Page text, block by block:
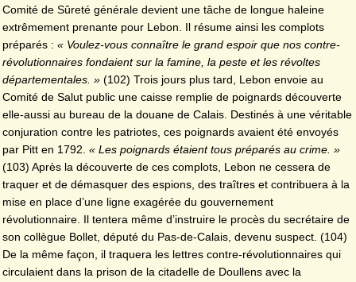
Comité de Sûreté générale devient une tâche de longue haleine
extrêmement prenante pour Lebon. Il résume ainsi les complots
préparés : « Voulez-vous connaître le grand espoir que nos contre-
révolutionnaires fondaient sur la famine, la peste et les révoltes
départementales. » (102) Trois jours plus tard, Lebon envoie au
Comité de Salut public une caisse remplie de poignards découverte
elle-aussi au bureau de la douane de Calais. Destinés à une véritable
conjuration contre les patriotes, ces poignards avaient été envoyés
par Pitt en 1792. « Les poignards étaient tous préparés au crime. »
(103) Après la découverte de ces complots, Lebon ne cessera de
traquer et de démasquer des espions, des traîtres et contribuera à la
mise en place d’une ligne exagérée du gouvernement
révolutionnaire. Il tentera même d’instruire le procès du secrétaire de
son collègue Bollet, député du Pas-de-Calais, devenu suspect. (104)
De la même façon, il traquera les lettres contre-révolutionnaires qui
circulaient dans la prison de la citadelle de Doullens avec la